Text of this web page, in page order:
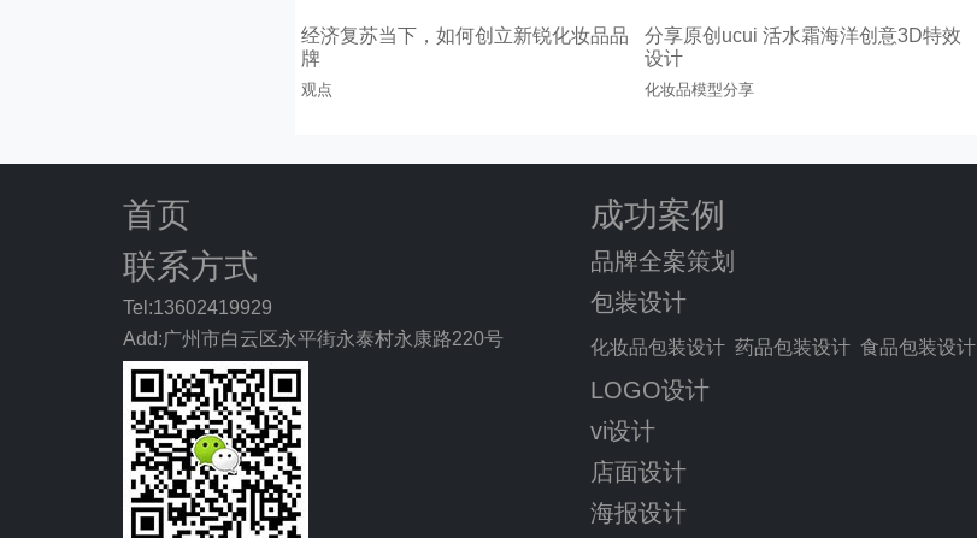
经济复苏当下，如何创立新锐化妆品品
牌
观点
分享原创ucui 活水霜海洋创意3D特效
设计
化妆品模型分享
首页
联系方式
Tel:13602419929
Add:广州市白云区永平街永泰村永康路220号
成功案例
品牌全案策划
包装设计
化妆品包装设计 药品包装设计 食品包装设计
LOGO设计
vi设计
店面设计
海报设计